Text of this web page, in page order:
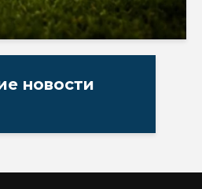
новости